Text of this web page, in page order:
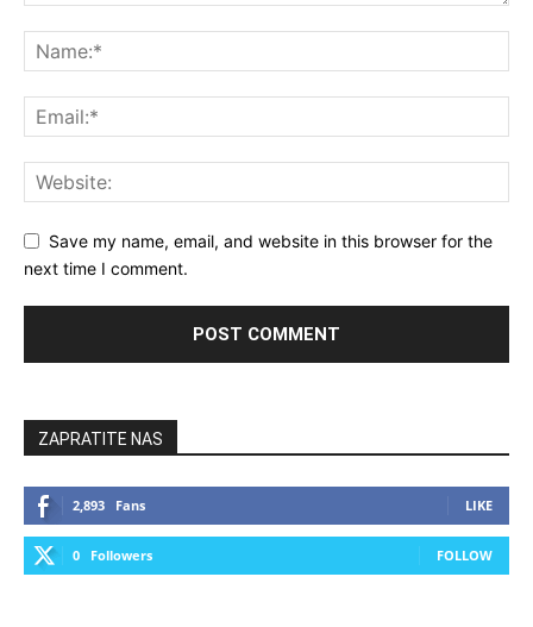
Save my name, email, and website in this browser for the
next time I comment.
ZAPRATITE NAS
2,893 Fans LIKE
0 Followers FOLLOW